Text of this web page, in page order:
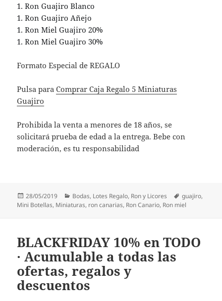
1. Ron Guajiro Blanco
1. Ron Guajiro Añejo
1. Ron Miel Guajiro 20%
1. Ron Miel Guajiro 30%
Formato Especial de REGALO
Pulsa paraComprar Caja Regalo 5 Miniaturas
Guajiro
Prohibida la venta a menores de 18 años, se
solicitará prueba de edad a la entrega. Bebe con
moderación, es tu responsabilidad
Publicado
el
28/05/2019 Categorías
Bodas, Lotes Regalo, Ron y Licores Etiquetas
guajiro,
Mini Botellas, Miniaturas, ron canarias, Ron Canario, Ron miel
BLACKFRIDAY 10% en TODO
· Acumulable a todas las
ofertas, regalos y
descuentos